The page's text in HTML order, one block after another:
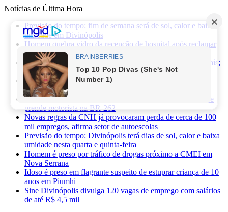
Notícias de Última Hora
Previsão do tempo: fim de semana será de sol, calor e baixa
umidade em Divinópolis
Homem quebra vidro da recepção de hospital após reclamar
de atendimento em Itaúna
Ciclone-bomba provoca alerta de vendaval em Minas Gerais;
veja os impactos previstos para Divinópolis
Homem morre após sofrer choque elétrico e cair de oito
metros durante manutenção em academia
PRF apreende 75 mil maços de cigarros contrabandeados e
prende motorista na BR-262
Novas regras da CNH já provocaram perda de cerca de 100
mil empregos, afirma setor de autoescolas
Previsão do tempo: Divinópolis terá dias de sol, calor e baixa
umidade nesta quarta e quinta-feira
Homem é preso por tráfico de drogas próximo a CMEI em
Nova Serrana
Idoso é preso em flagrante suspeito de estuprar criança de 10
anos em Piumhi
Sine Divinópolis divulga 120 vagas de emprego com salários
de até R$ 4,5 mil